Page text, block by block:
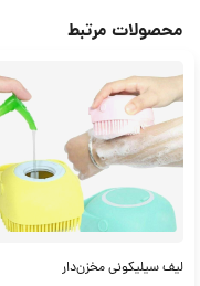
محصولات مرتبط
لیف سیلیکونی مخزن‌دار